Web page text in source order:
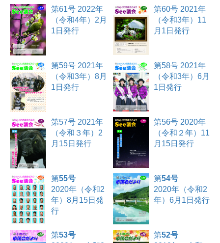
第61号 2022年
（令和4年）2月
1日発行
第60号 2021年
（令和3年）11
月1日発行
第59号 2021年
（令和3年）8月
1日発行
第58号 2021年
（令和3年）6月
1日発行
第57号 2021年
（令和３年）2
月15日発行
第56号 2020年
（令和２年）11
月15日発行
第55号
2020年（令和2
年）8月15日発
行
第54号
2020年（令和2
年）6月1日発行
第53号
第52号